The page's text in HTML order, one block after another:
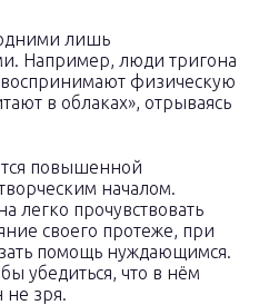
лишь
Например, люди тригона
воспринимают физическую
в облаках», отрываясь
повышенной
началом.
легко прочувствовать
своего протеже, при
помощь нуждающимся.
убедиться, что в нём
не зря.